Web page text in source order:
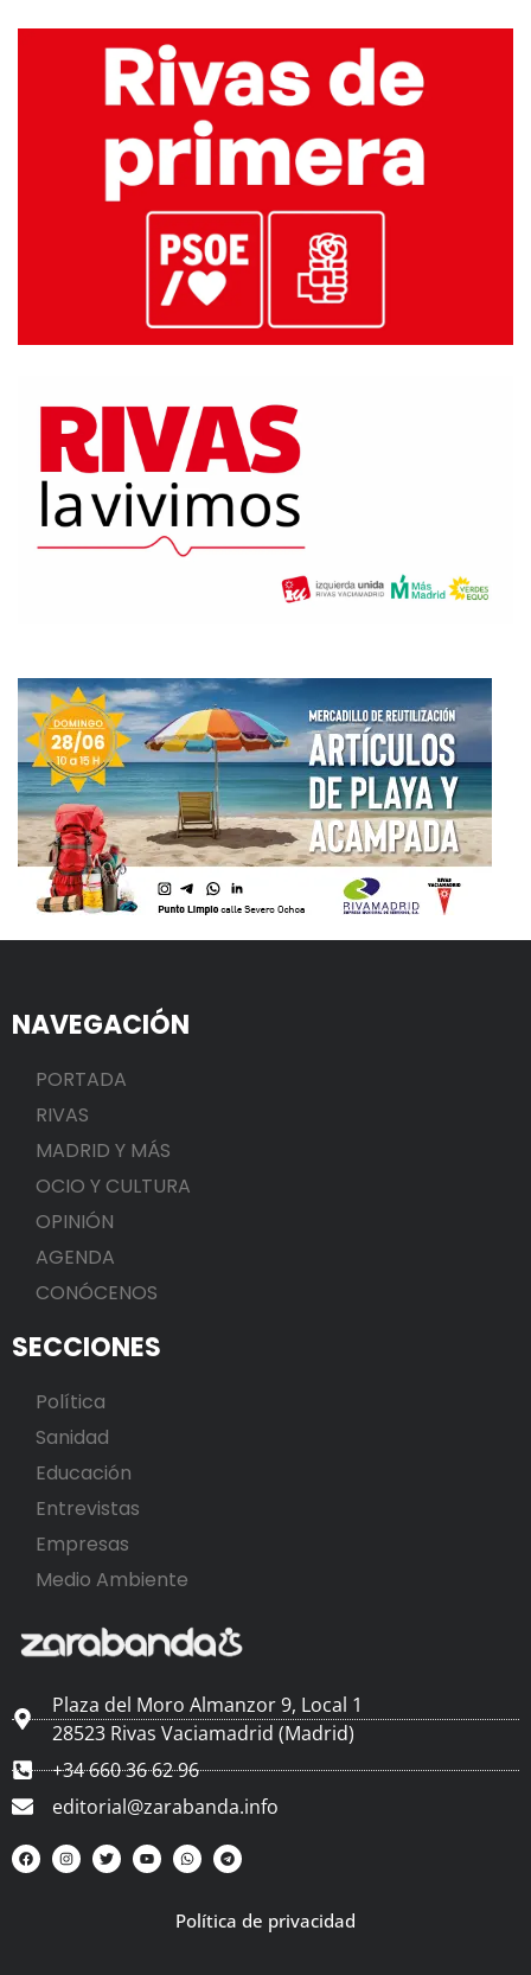
NAVEGACIÓN
PORTADA
RIVAS
MADRID Y MÁS
OCIO Y CULTURA
OPINIÓN
AGENDA
CONÓCENOS
SECCIONES
Política
Sanidad
Educación
Entrevistas
Empresas
Medio Ambiente
Plaza del Moro Almanzor 9, Local 1
28523 Rivas Vaciamadrid (Madrid)
+34 660 36 62 96
editorial@zarabanda.info
Política de privacidad